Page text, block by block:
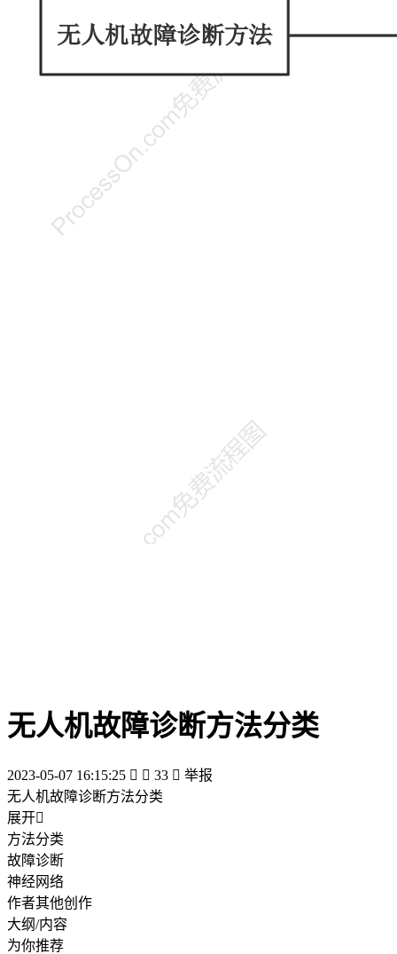
无人机故障诊断方法分类
2023-05-07 16:15:25   33  举报
无人机故障诊断方法分类
展开
方法分类
故障诊断
神经网络
作者其他创作
大纲/内容
为你推荐